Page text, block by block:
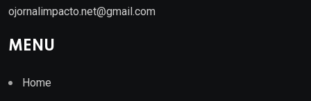
ojornalimpacto.net@gmail.com
MENU
Home